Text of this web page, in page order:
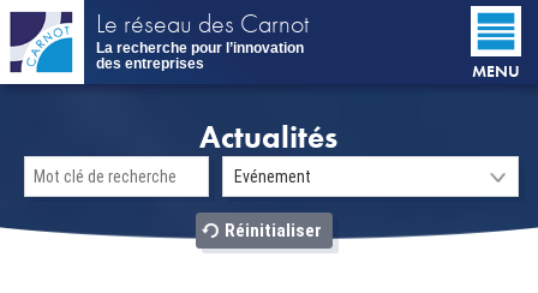
Aller
contenu
principal
Le réseau des Carnot
La recherche pour l’innovation
des entreprises
MENU
Actualités